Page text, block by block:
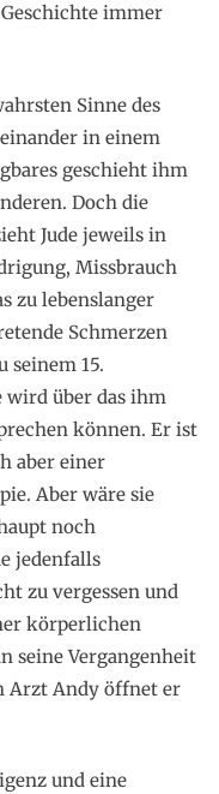
immer
Sinne des
in einem
geschieht ihm
Doch die
Jude jeweils in
Missbrauch
zu lebenslanger
Schmerzen
seinem 15.
wird über das ihm
können. Er ist
aber einer
Aber wäre sie
noch
jedenfalls
zu vergessen und
körperlichen
seine Vergangenheit
Arzt Andy öffnet er
und eine